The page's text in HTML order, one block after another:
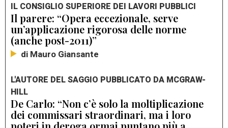
IL CONSIGLIO SUPERIORE DEI LAVORI PUBBLICI
Il parere: “Opera eccezionale, serve
un’applicazione rigorosa delle norme
(anche post-2011)”
di Mauro Giansante
L'AUTORE DEL SAGGIO PUBBLICATO DA MCGRAW-
HILL
De Carlo: “Non c’è solo la moltiplicazione
dei commissari straordinari, ma i loro